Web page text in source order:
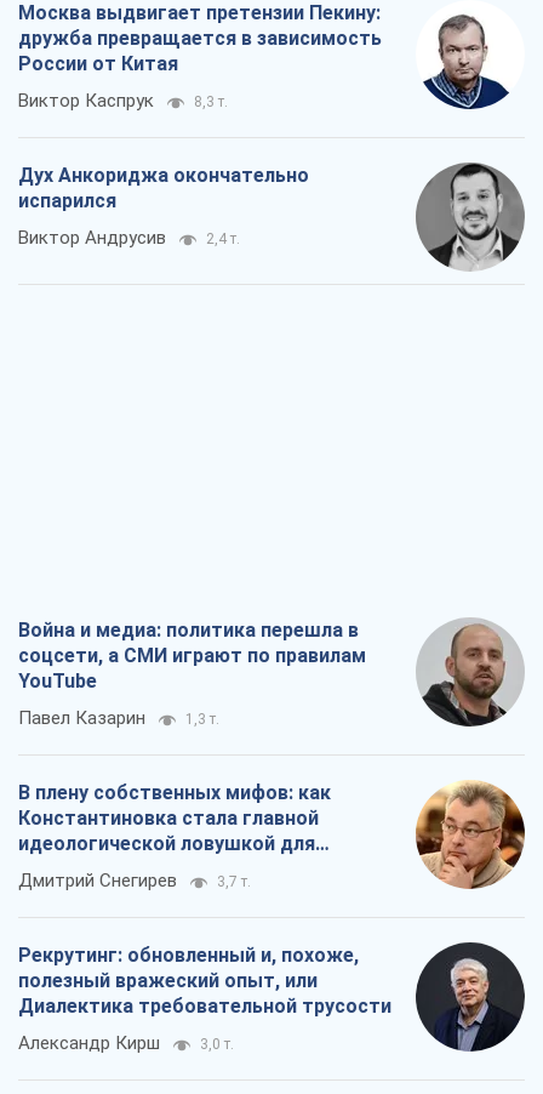
Москва выдвигает претензии Пекину:
дружба превращается в зависимость
России от Китая
Виктор Каспрук 8,3 т.
Дух Анкориджа окончательно
испарился
Виктор Андрусив 2,4 т.
Война и медиа: политика перешла в
соцсети, а СМИ играют по правилам
YouTube
Павел Казарин 1,3 т.
В плену собственных мифов: как
Константиновка стала главной
идеологической ловушкой для
российских оккупантов
Дмитрий Снегирев 3,7 т.
Рекрутинг: обновленный и, похоже,
полезный вражеский опыт, или
Диалектика требовательной трусости
Александр Кирш 3,0 т.